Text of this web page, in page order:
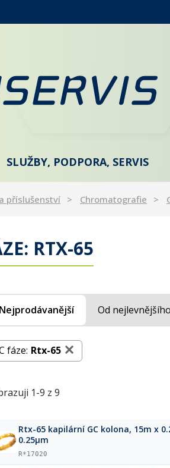
SLUŽBY, PODPORA, SERVIS
příslušenství Chromatografie
RTX-65
Nejprodávanější Od nejlevnějšího
fáze: Rtx-65
1-9 z 9
Rtx-65 kapilární GC kolona, 15m x
0.25μm
R*17020